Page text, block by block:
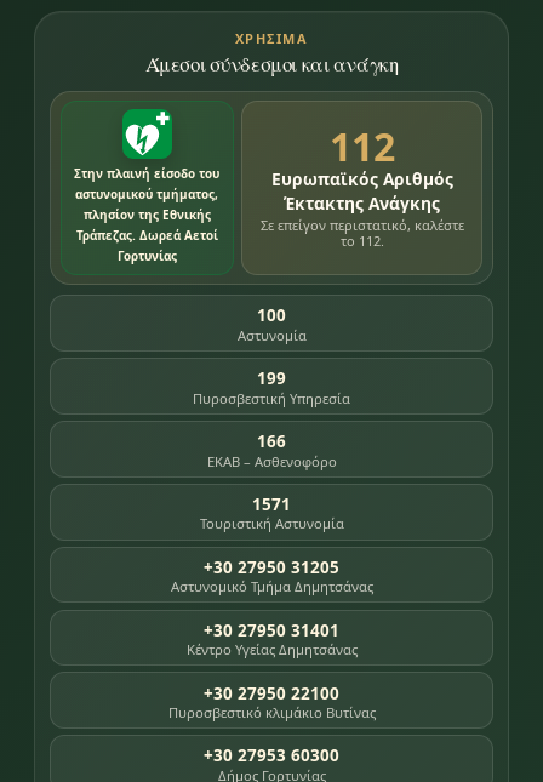
ΧΡΉΣΙΜΑ
Άμεσοι σύνδεσμοι και ανάγκη
Στην πλαινή είσοδο του
αστυνομικού τμήματος,
πλησίον της Εθνικής
Τράπεζας. Δωρεά Αετοί
Γορτυνίας
112
Ευρωπαϊκός Αριθμός
Έκτακτης Ανάγκης
Σε επείγον περιστατικό, καλέστε
το 112.
100
Αστυνομία
199
Πυροσβεστική Υπηρεσία
166
ΕΚΑΒ – Ασθενοφόρο
1571
Τουριστική Αστυνομία
+30 27950 31205
Αστυνομικό Τμήμα Δημητσάνας
+30 27950 31401
Κέντρο Υγείας Δημητσάνας
+30 27950 22100
Πυροσβεστικό κλιμάκιο Βυτίνας
+30 27953 60300
Δήμος Γορτυνίας